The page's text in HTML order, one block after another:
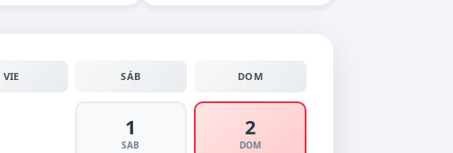
VIE SÁB DOM
1
SAB
2
DOM